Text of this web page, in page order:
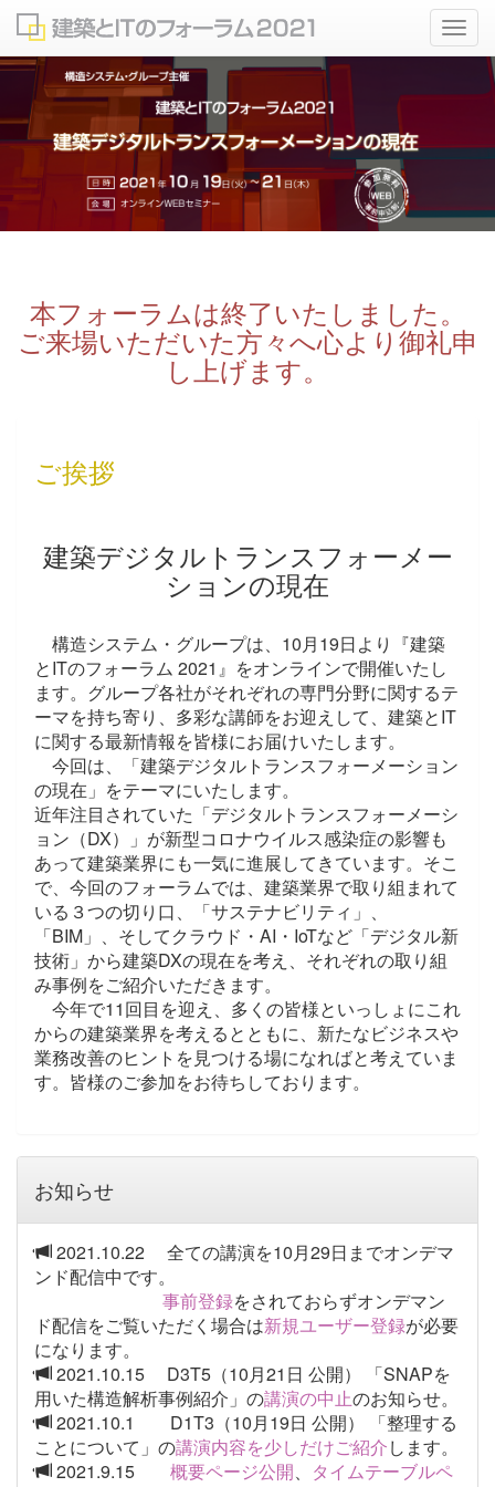
メ
ニ
ー
本フォーラムは終了いたしました。
ご来場いただいた方々へ心より御礼申
し上げます。
ご挨拶
建築デジタルトランスフォーメー
ションの現在
構造システム・グループは、10月19日より『建築
とITのフォーラム 2021』をオンラインで開催いたし
ます。グループ各社がそれぞれの専門分野に関するテ
ーマを持ち寄り、多彩な講師をお迎えして、建築とIT
に関する最新情報を皆様にお届けいたします。
今回は、「建築デジタルトランスフォーメーション
の現在」をテーマにいたします。
近年注目されていた「デジタルトランスフォーメーシ
ョン（DX）」が新型コロナウイルス感染症の影響も
あって建築業界にも一気に進展してきています。そこ
で、今回のフォーラムでは、建築業界で取り組まれて
いる３つの切り口、「サステナビリティ」、
「BIM」、そしてクラウド・AI・IoTなど「デジタル新
技術」から建築DXの現在を考え、それぞれの取り組
み事例をご紹介いただきます。
今年で11回目を迎え、多くの皆様といっしょにこれ
からの建築業界を考えるとともに、新たなビジネスや
業務改善のヒントを見つける場になればと考えていま
す。皆様のご参加をお待ちしております。
お知らせ
2021.10.22 全ての講演を10月29日までオンデマ
ンド配信中です。
事前登録をされておらずオンデマン
ド配信をご覧いただく場合は新規ユーザー登録が必要
になります。
2021.10.15 D3T5（10月21日 公開） 「SNAPを
用いた構造解析事例紹介」の講演の中止のお知らせ。
2021.10.1 D1T3（10月19日 公開） 「整理する
ことについて」の講演内容を少しだけご紹介します。
2021.9.15 概要ページ公開、 タイムテーブルペ